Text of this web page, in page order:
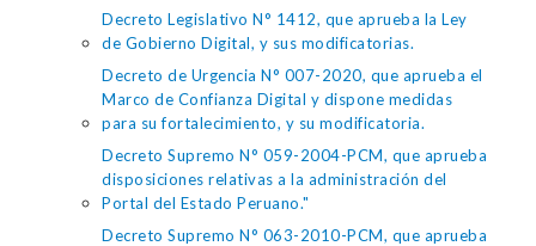
Decreto Legislativo N° 1412, que aprueba la Ley
de Gobierno Digital, y sus modificatorias.
Decreto de Urgencia N° 007-2020, que aprueba el
Marco de Confianza Digital y dispone medidas
para su fortalecimiento, y su modificatoria.
Decreto Supremo N° 059-2004-PCM, que aprueba
disposiciones relativas a la administración del
Portal del Estado Peruano."
Decreto Supremo N° 063-2010-PCM, que aprueba